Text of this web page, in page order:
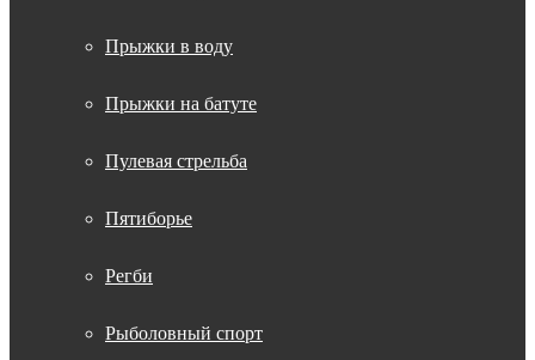
Прыжки в воду
Прыжки на батуте
Пулевая стрельба
Пятиборье
Регби
Рыболовный спорт